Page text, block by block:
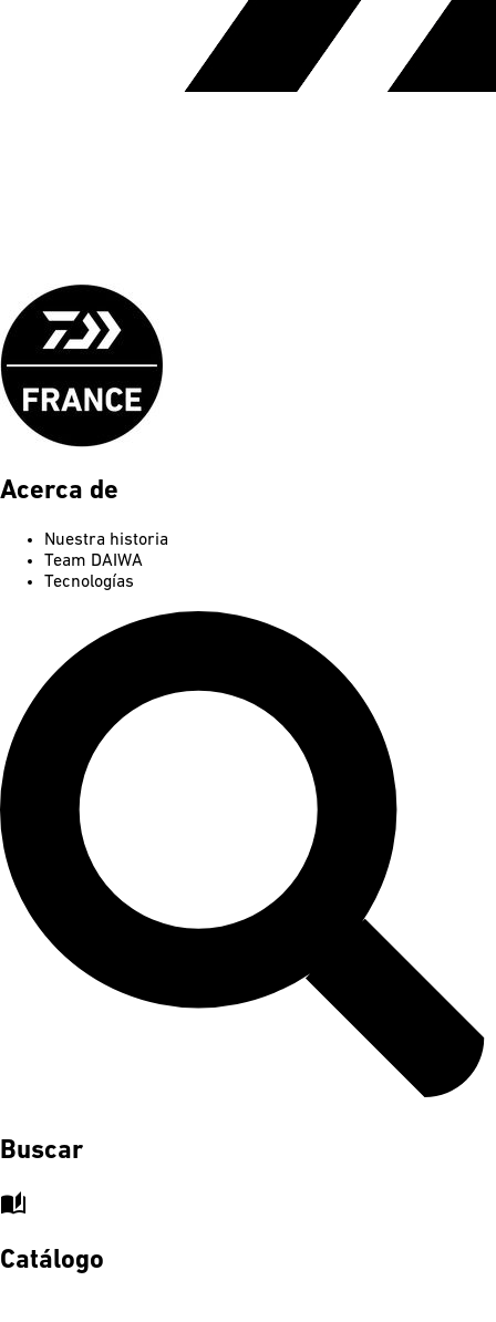
Acerca de
Nuestra historia
Team DAIWA
Tecnologías
Buscar
auto_stories
Catálogo